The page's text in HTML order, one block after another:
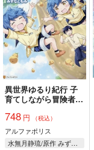
異世界ゆるり紀行 子
育てしながら冒険者し
748 円 （税込）
アルファポリス
水無月静琉/原作 みずなともみ/漫画 やまかわ/キャラクター原案